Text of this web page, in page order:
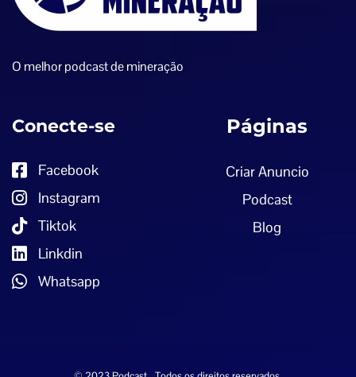
O melhor podcast de mineração
Conecte-se
Facebook
Instagram
Tiktok
Linkdin
Whatsapp
Páginas
Criar Anuncio
Podcast
Blog